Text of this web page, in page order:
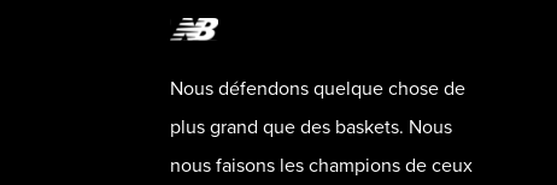
Nous défendons quelque chose de
plus grand que des baskets. Nous
nous faisons les champions de ceux